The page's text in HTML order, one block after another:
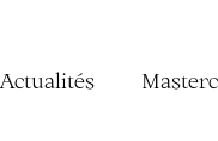
Actualités